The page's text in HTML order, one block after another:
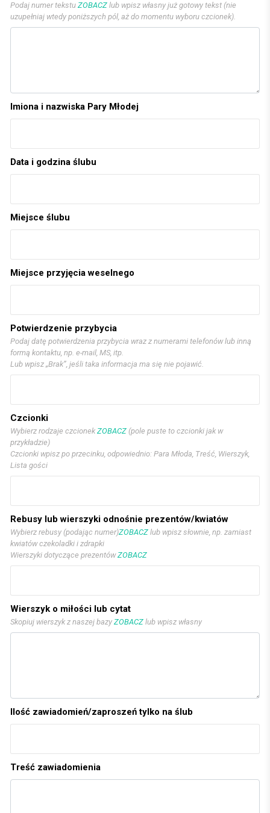
Podaj numer tekstu ZOBACZ lub wpisz własny już gotowy tekst (nie
uzupełniaj wtedy poniższych pól, aż do momentu wyboru czcionek).
Imiona i nazwiska Pary Młodej
Data i godzina ślubu
Miejsce ślubu
Miejsce przyjęcia weselnego
Potwierdzenie przybycia
Podaj datę potwierdzenia przybycia wraz z numerami telefonów lub inną
formą kontaktu, np. e-mail, MS, itp.
Lub wpisz „Brak”, jeśli taka informacja ma się nie pojawić.
Czcionki
Wybierz rodzaje czcionek ZOBACZ (pole puste to czcionki jak w
przykładzie)
Czcionki wpisz po przecinku, odpowiednio: Para Młoda, Treść, Wierszyk,
Lista gości
Rebusy lub wierszyki odnośnie prezentów/kwiatów
Wybierz rebusy (podając numer)ZOBACZ lub wpisz słownie, np. zamiast
kwiatów czekoladki i zdrapki
Wierszyki dotyczące prezentówZOBACZ
Wierszyk o miłości lub cytat
Skopiuj wierszyk z naszej bazy ZOBACZ lub wpisz własny
Ilość zawiadomień/zaproszeń tylko na ślub
Treść zawiadomienia